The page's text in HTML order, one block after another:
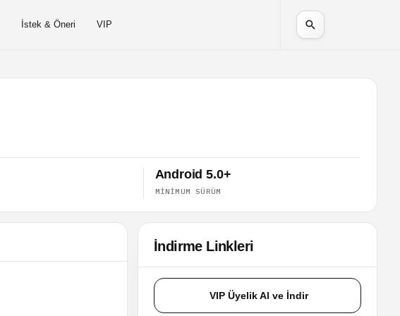
İstek & Öneri VIP
Android 5.0+
MINIMUM SÜRÜM
İndirme Linkleri
VIP Üyelik Al ve İndir